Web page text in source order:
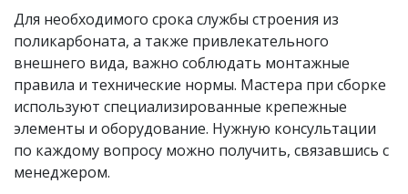
Для необходимого срока службы строения из
поликарбоната, а также привлекательного
внешнего вида, важно соблюдать монтажные
правила и технические нормы. Мастера при сборке
используют специализированные крепежные
элементы и оборудование. Нужную консультации
по каждому вопросу можно получить, связавшись с
менеджером.